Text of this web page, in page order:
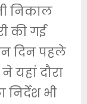
निकाल
की गई
दिन पहले
यहां दौरा
भी